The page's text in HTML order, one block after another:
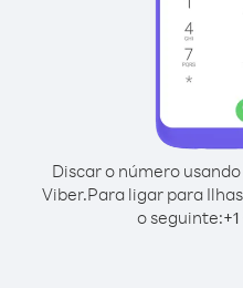
Discar o número
Viber.Para ligar para
o seguinte:+1